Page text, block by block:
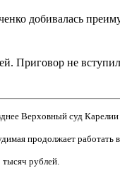
добивалась
Приговор не
Верховный суд
продолжает работать
тысяч рублей.